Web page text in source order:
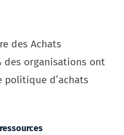
des Achats
des organisations ont
politique d’achats